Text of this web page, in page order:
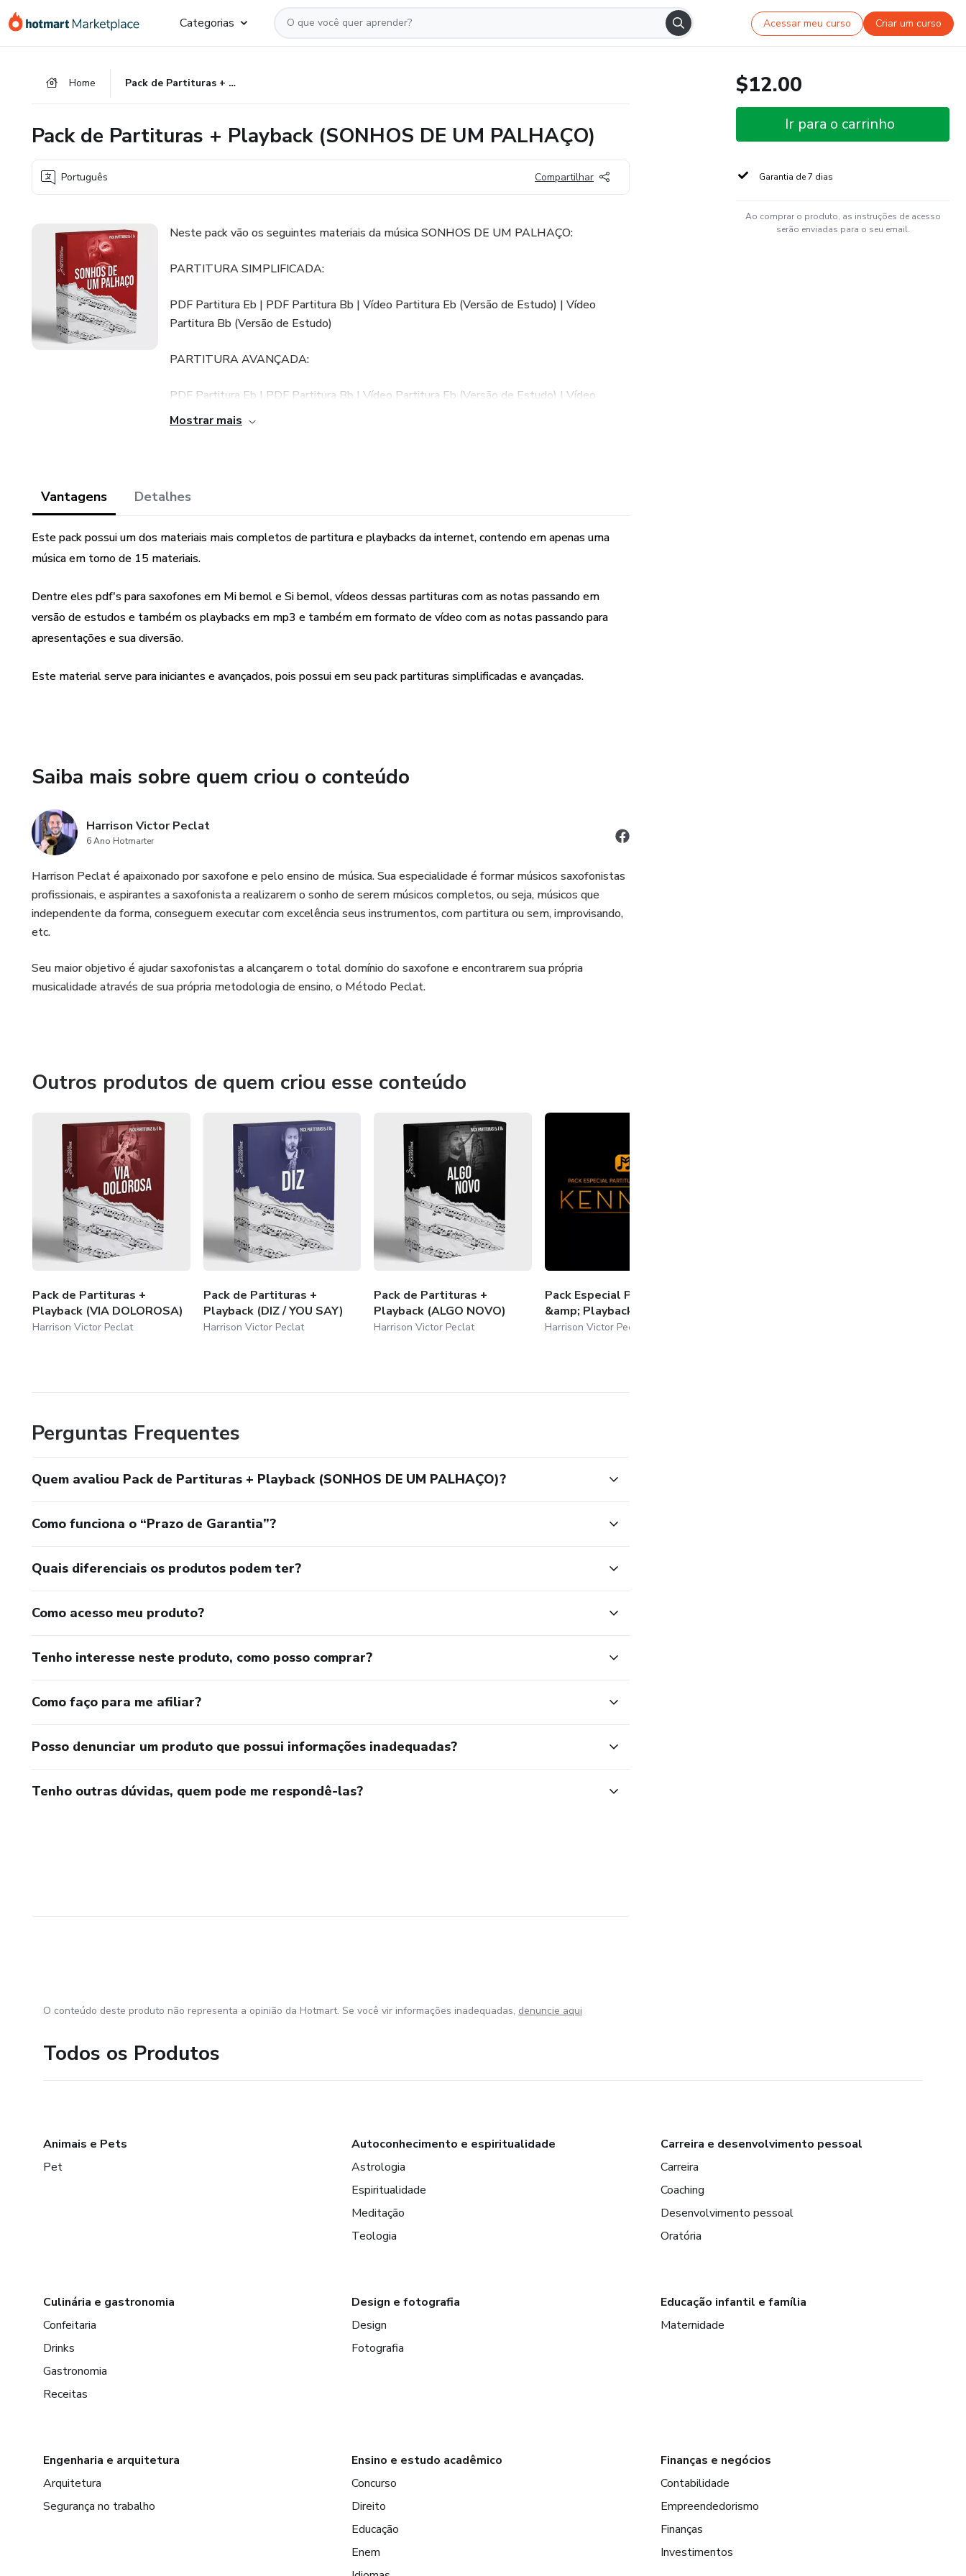
para
para
para
Categorias Acessar meu curso Criar um curso
Home Pack de Partituras + Playback (SONHOS DE UM PALHAÇO)
Pack de Partituras + Playback (SONHOS DE UM PALHAÇO)
Português Compartilhar
Neste pack vão os seguintes materiais da música SONHOS DE UM PALHAÇO:
PARTITURA SIMPLIFICADA:
PDF Partitura Eb | PDF Partitura Bb | Vídeo Partitura Eb (Versão de Estudo) | Vídeo
Partitura Bb (Versão de Estudo)
PARTITURA AVANÇADA:
PDF Partitura Eb | PDF Partitura Bb | Vídeo Partitura Eb (Versão de Estudo) | Vídeo
Partitura Bb (Versão de Estudo)
Simplificada (c/ playback) | Vídeo Partitura Eb Avançada (c/ playback) | Vídeo Partitura Bb
Tamanho do arquivo: 184.3 MB
Tipo de arquivo: .RAR
Mostrar mais
Vantagens Detalhes
Este pack possui um dos materiais mais completos de partitura e playbacks da internet, contendo em apenas uma
música em torno de 15 materiais.
Dentre eles pdf's para saxofones em Mi bemol e Si bemol, vídeos dessas partituras com as notas passando em
versão de estudos e também os playbacks em mp3 e também em formato de vídeo com as notas passando para
apresentações e sua diversão.
Este material serve para iniciantes e avançados, pois possui em seu pack partituras simplificadas e avançadas.
Saiba mais sobre quem criou o conteúdo
Harrison Victor Peclat
6 Ano Hotmarter
Harrison Peclat é apaixonado por saxofone e pelo ensino de música. Sua especialidade é formar músicos saxofonistas
profissionais, e aspirantes a saxofonista a realizarem o sonho de serem músicos completos, ou seja, músicos que
independente da forma, conseguem executar com excelência seus instrumentos, com partitura ou sem, improvisando,
etc.
Seu maior objetivo é ajudar saxofonistas a alcançarem o total domínio do saxofone e encontrarem sua própria
musicalidade através de sua própria metodologia de ensino, o Método Peclat.
Outros produtos de quem criou esse conteúdo
Pack de Partituras +
Playback (VIA DOLOROSA)
Harrison Victor Peclat
Pack de Partituras +
Playback (DIZ / YOU SAY)
Harrison Victor Peclat
Pack de Partituras +
Playback (ALGO NOVO)
Harrison Victor Peclat
Pack Especial Partituras
&amp; Playback's Kenny G
Harrison Victor Peclat
Perguntas Frequentes
Quem avaliou Pack de Partituras + Playback (SONHOS DE UM PALHAÇO)?
Como funciona o “Prazo de Garantia”?
Quais diferenciais os produtos podem ter?
Como acesso meu produto?
Tenho interesse neste produto, como posso comprar?
Como faço para me afiliar?
Posso denunciar um produto que possui informações inadequadas?
Tenho outras dúvidas, quem pode me respondê-las?
$12.00
Ir para o carrinho
Garantia de 7 dias
Ao comprar o produto, as instruções de acesso
serão enviadas para o seu email.
O conteúdo deste produto não representa a opinião da Hotmart. Se você vir informações inadequadas, denuncie aqui
Todos os Produtos
Animais e Pets
Pet
Autoconhecimento e espiritualidade
Astrologia
Espiritualidade
Meditação
Teologia
Carreira e desenvolvimento pessoal
Carreira
Coaching
Desenvolvimento pessoal
Oratória
Culinária e gastronomia
Confeitaria
Drinks
Gastronomia
Receitas
Design e fotografia
Design
Fotografia
Educação infantil e família
Maternidade
Engenharia e arquitetura
Arquitetura
Segurança no trabalho
Ensino e estudo acadêmico
Concurso
Direito
Educação
Enem
Finanças e negócios
Contabilidade
Empreendedorismo
Finanças
Investimentos